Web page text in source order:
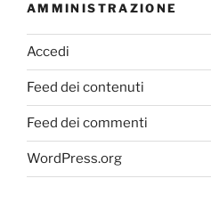
AMMINISTRAZIONE
Accedi
Feed dei contenuti
Feed dei commenti
WordPress.org